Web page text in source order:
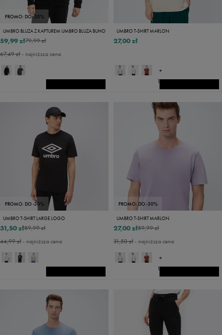
PROMO: DO -30%
UMBRO BLUZA Z KAPTUREM UMBRO BLUZA BUHO
79,99 zł
59,99 zł
67,49 zł- najniższa cena
UMBRO T-SHIRT MARLON
27,00 zł
+
14
PROMO: DO -30%
UMBRO T-SHIRT LARGE LOGO
89,99 zł
31,50 zł
44,99 zł- najniższa cena
PROMO: DO -30%
UMBRO T-SHIRT MARLON
89,99 zł
27,00 zł
31,50 zł- najniższa cena
+
14